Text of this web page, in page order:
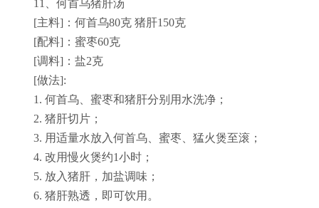
11
、何首乌猪肝汤
[主料] ：何首乌80克 猪肝150克
[配料] ：蜜枣60克
[调料] ：盐2克
[做法]:
1. 何首乌、蜜枣和猪肝分别用水洗净；
2. 猪肝切片；
3. 用适量水放入何首乌、蜜枣、猛火煲至滚；
4. 改用慢火煲约1小时；
5. 放入猪肝，加盐调味；
6. 猪肝熟透，即可饮用。